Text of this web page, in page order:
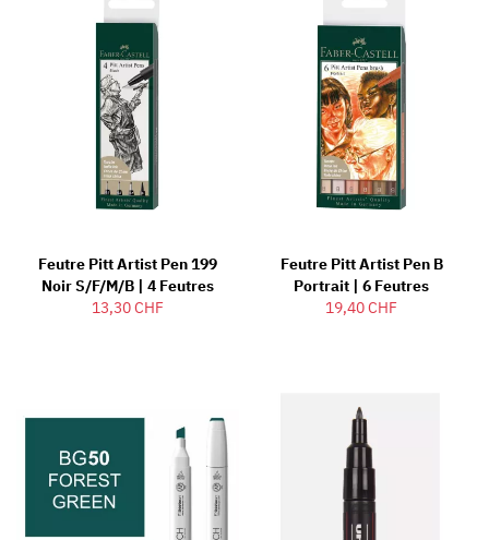
Feutre Pitt Artist Pen 199
Noir S/F/M/B | 4 Feutres
13,30 CHF
Feutre Pitt Artist Pen B
Portrait | 6 Feutres
19,40 CHF